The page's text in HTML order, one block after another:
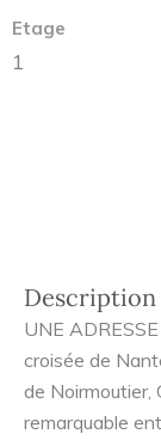
Etage
1
Description
UNE
croisée de
de Noirmoutier,
remarquable